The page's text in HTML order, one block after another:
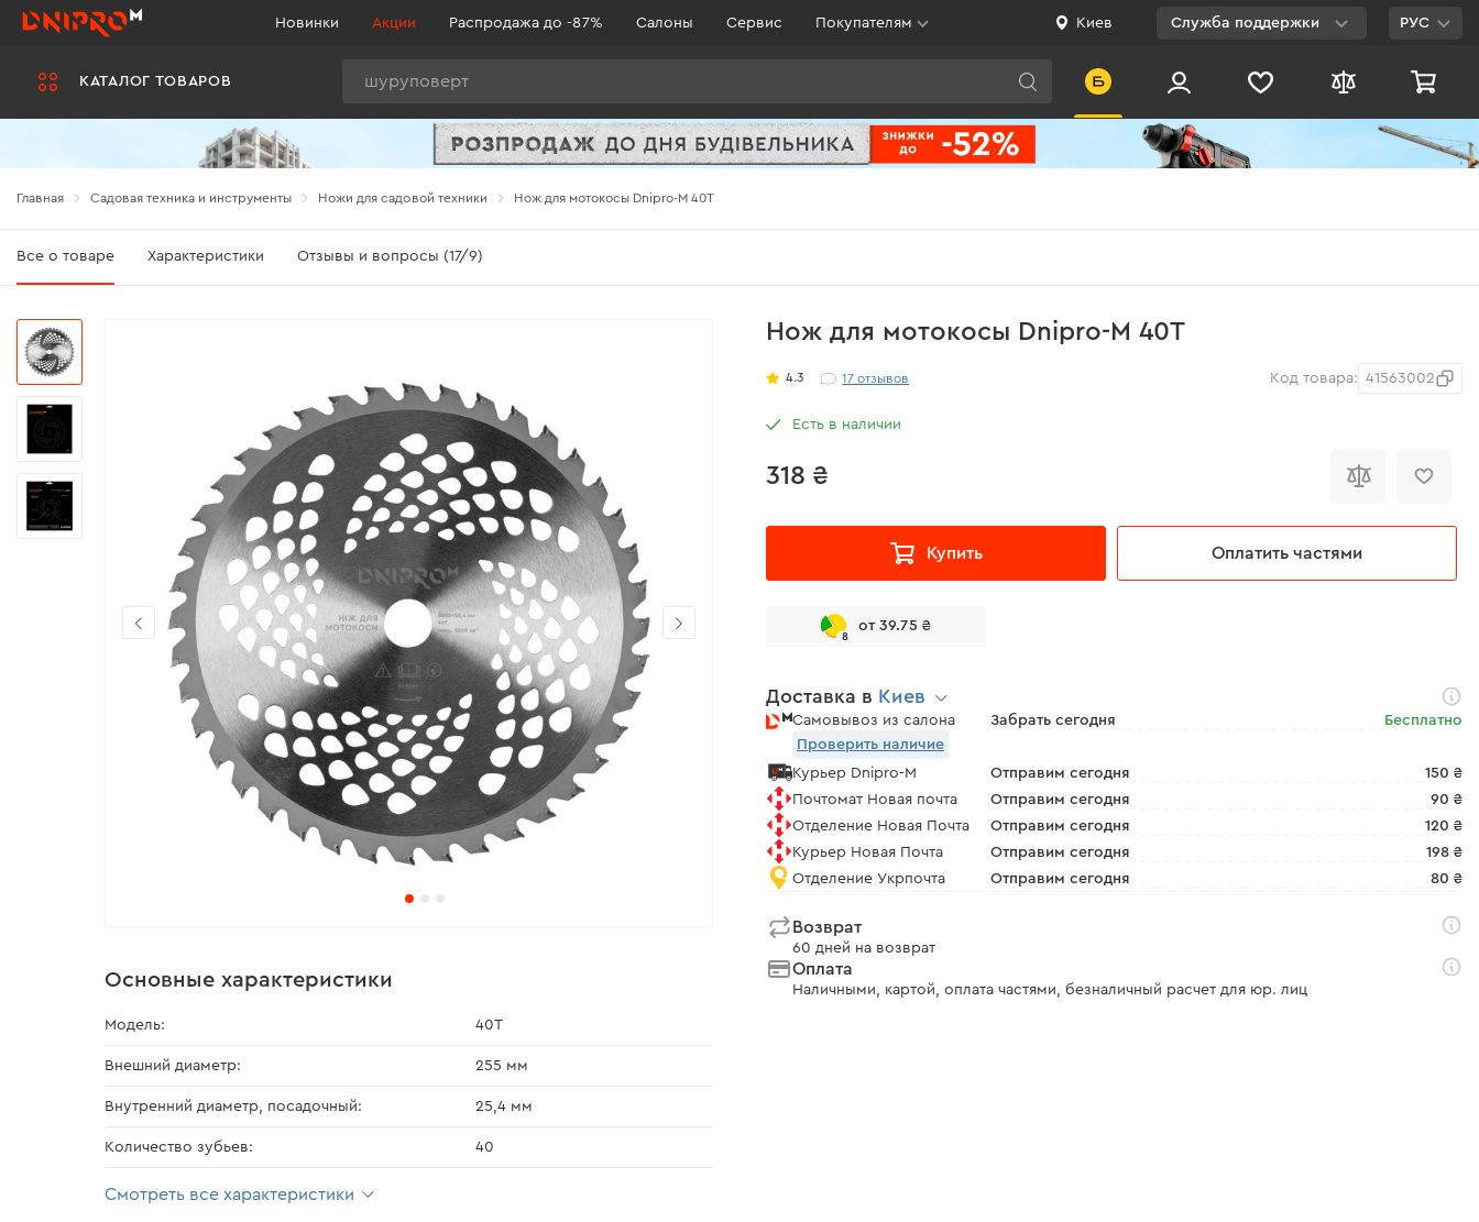
КАТАЛОГ ТОВАРОВ
Новинки Акции Распродажа до -87% Салоны Сервис Покупателям Киев Служба поддержки РУС
Главная Садовая техника и инструменты Ножи для садовой техники Нож для мотокосы Dnipro-M 40T
Все о товаре Характеристики Отзывы и вопросы (17/9)
Нож для мотокосы Dnipro-M 40T
4.3 17отзывов Код товара: 41563002
Есть в наличии
318 ₴
Купить Оплатить частями
8
от 39.75 ₴
Доставка в Киев
Самовывоз из салона Забрать сегодня
Бесплатно
Проверить наличие
Курьер Dnipro-M
Отправим сегодня
150 ₴
Почтомат Новая почта
Отправим сегодня
90 ₴
Отделение Новая Почта
Отправим сегодня
120 ₴
Курьер Новая Почта
Отправим сегодня
198 ₴
Отделение Укрпочта
Отправим сегодня 80 ₴
Возврат
60 дней на возврат
Оплата
Наличными, картой, оплата частями, безналичный расчет для юр. лиц
Основные характеристики
Модель: 40T
Внешний диаметр: 255 мм
Внутренний диаметр, посадочный: 25,4 мм
Количество зубьев: 40
Смотреть все характеристики